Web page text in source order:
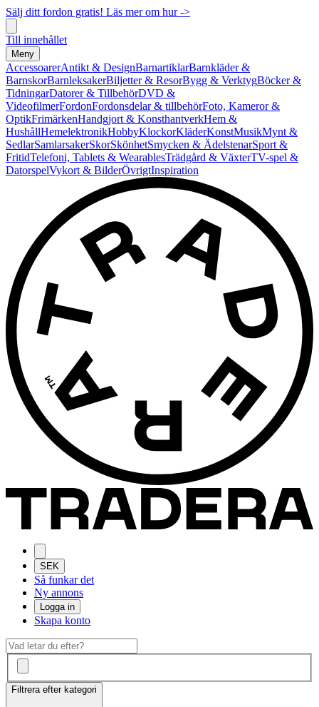
Sälj ditt fordon gratis! Läs mer om hur ->
Till innehållet
Meny
AccessoarerAntikt & DesignBarnartiklarBarnkläder &
BarnskorBarnleksakerBiljetter & ResorBygg & VerktygBöcker &
TidningarDatorer & TillbehörDVD &
VideofilmerFordonFordonsdelar & tillbehörFoto, Kameror &
OptikFrimärkenHandgjort & KonsthantverkHem &
HushållHemelektronikHobbyKlockorKläderKonstMusikMynt &
SedlarSamlarsakerSkorSkönhetSmycken & ÄdelstenarSport &
FritidTelefoni, Tablets & WearablesTrädgård & VäxterTV-spel &
DatorspelVykort & BilderÖvrigtInspiration
SEK
Så funkar det
Ny annons
Logga in
Skapa konto
Filtrera efter kategori